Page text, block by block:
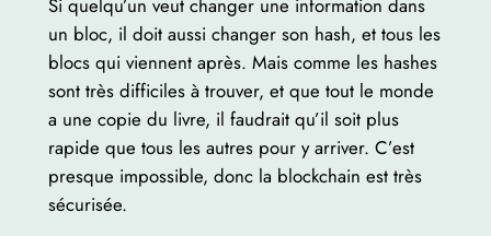
Si quelqu’un veut changer une information dans
un bloc, il doit aussi changer son hash, et tous les
blocs qui viennent après. Mais comme les hashes
sont très difficiles à trouver, et que tout le monde
a une copie du livre, il faudrait qu’il soit plus
rapide que tous les autres pour y arriver. C’est
presque impossible, donc la blockchain est très
sécurisée.